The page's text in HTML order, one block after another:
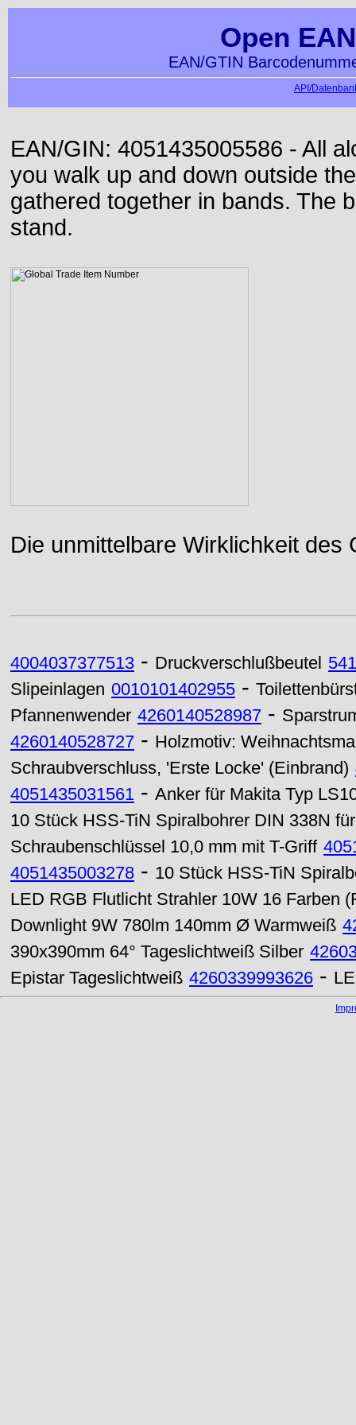
Open
EAN/GTIN
API/
EAN/GIN: 4051435005586 - All
you walk up and down outside
gathered together in bands. The
stand.
Die unmittelbare Wirklichkeit des
4004037377513 - Druckverschlußbeutel
Slipeinlagen 0010101402955 -
Pfannenwender 4260140528987 -
4260140528727 - Holzmotiv:
Schraubverschluss, 'Erste Locke' (Einbrand)
4051435031561 - Anker für Makita Typ
10 Stück HSS-TiN Spiralbohrer DIN 338N
Schraubenschlüssel 10,0 mm mit T-Griff
4051435003278 - 10 Stück HSS-TiN
LED RGB Flutlicht Strahler 10W 16 Farben
Downlight 9W 780lm 140mm Ø Warmweiß
390x390mm 64° Tageslichtweiß Silber
Epistar Tageslichtweiß 4260339993626 -